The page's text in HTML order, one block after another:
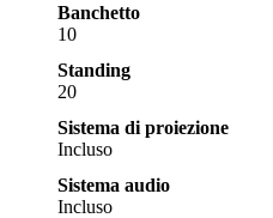
Banchetto
10
Standing
20
Sistema di proiezione
Incluso
Sistema audio
Incluso